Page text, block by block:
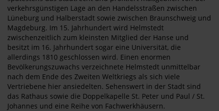
verkehrsgünstigen Lage an den Handelsstraßen zwischen
Lüneburg und Halberstadt sowie zwischen Braunschweig und
Magdeburg. Im 15. Jahrhundert wird Helmstedt
zwischenzeitlich zum kleinsten Mitglied der Hanse und
besitzt im 16. Jahrhundert sogar eine Universität, die
allerdings 1810 geschlossen wird. Einen enormen
Bevölkerungszuwachs verzeichnete Helmstedt unmittelbar
nach dem Ende des Zweiten Weltkriegs als sich viele
Vertriebene hier ansiedelten. Sehenswert in der Stadt sind
das Rathaus sowie die Doppelkapelle St. Peter und Paul / St.
Johannes und eine Reihe von Fachwerkhäusern.